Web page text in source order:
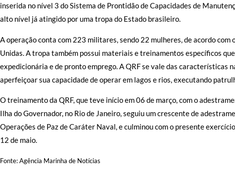
inserida no nível 3 do Sistema de Prontidão de Capacidades de
alto nível já atingido por uma tropa do Estado brasileiro.
A operação conta com 223 militares, sendo 22 mulheres, de acordo com
Unidas. A tropa também possui materiais e treinamentos específicos
expedicionária e de pronto emprego. A QRF se vale das características
aperfeiçoar sua capacidade de operar em lagos e rios, executando
O treinamento da QRF, que teve início em 06 de março, com o
Ilha do Governador, no Rio de Janeiro, seguiu um crescente de
Operações de Paz de Caráter Naval, e culminou com o presente
12 de maio.
Fonte: Agência Marinha de Notícias